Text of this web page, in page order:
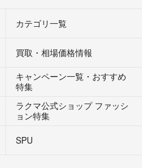
カテゴリ一覧
買取・相場価格情報
キャンペーン一覧・おすすめ
特集
ラクマ公式ショップ ファッシ
ョン特集
SPU